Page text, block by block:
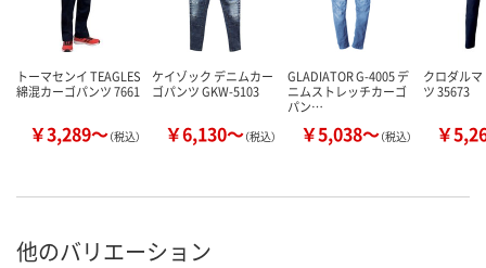
トーマセンイ TEAGLES
綿混カーゴパンツ 7661
￥3,289～（税込）
ケイゾック デニムカー
ゴパンツ GKW-5103
￥6,130～（税込）
GLADIATOR G-4005 デ
ニムストレッチカーゴ
パン…
￥5,038～（税込）
クロダル
ツ 35673
￥
他のバリエーション